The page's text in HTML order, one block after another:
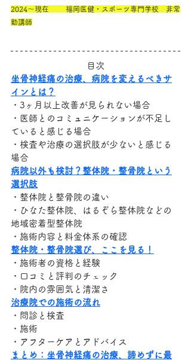
2024～現在　　 福岡医健・スポーツ専門学校　非常
勤講師
目次
坐骨神経痛の治療、病院を変えるべきサ
インとは？
・3ヶ月以上改善が見られない場合
・医師とのコミュニケーションが不足し
ていると感じる場合
・検査や治療の選択肢が少ないと感じる
場合
病院以外も検討？整体院・整骨院という
選択肢
・整体院と整骨院の違い
・ひなた整体院、はるぞら整体院などの
地域密着型整体院
・施術内容と料金体系の確認
整体院・整骨院選び、ここを見る！
・施術者の資格と経験
・口コミと評判のチェック
・院内の雰囲気と清潔さ
治療院での施術の流れ
・問診と検査
・施術
・アフターケアとアドバイス
まとめ：坐骨神経痛の治療、諦めずに最